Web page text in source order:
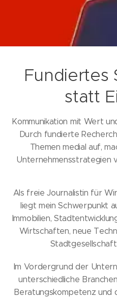
Fundiertes
statt
Kommunikation mit Wert
Durch fundierte
Themen medial auf,
Unternehmensstrategien
Als freie Journalistin für
liegt mein Schwerpunkt
Immobilien,
Wirtschaften, neue
Im Vordergrund der
unterschiedliche
Beratungskompetenz und